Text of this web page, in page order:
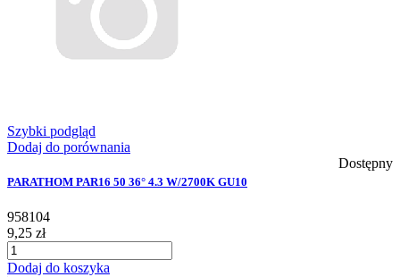
Szybki podgląd
Dodaj do porównania
Dostępny
PARATHOM PAR16 50 36° 4.3 W/2700K GU10
958104
9,25 zł
Dodaj do koszyka